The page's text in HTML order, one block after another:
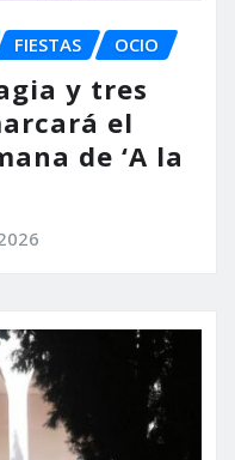
FIESTAS OCIO
y tres
el
de ‘A la